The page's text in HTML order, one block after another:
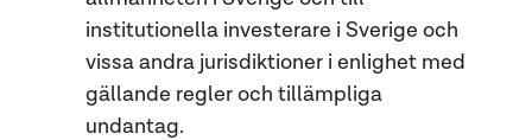
institutionella investerare i Sverige och
vissa andra jurisdiktioner i enlighet med
gällande regler och tillämpliga
undantag.